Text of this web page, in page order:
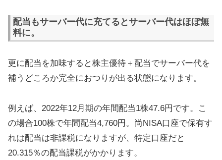
配当もサーバー代に充てるとサーバー代はほぼ無
料に。
更に配当を加味すると株主優待＋配当でサーバー代を
補うどころか完全におつりが出る状態になります。
例えば、2022年12月期の年間配当1株47.6円です。こ
の場合100株で年間配当4,760円。尚NISA口座で保有す
れは配当は非課税になりますが、特定口座だと
20.315％の配当課税がかかります。